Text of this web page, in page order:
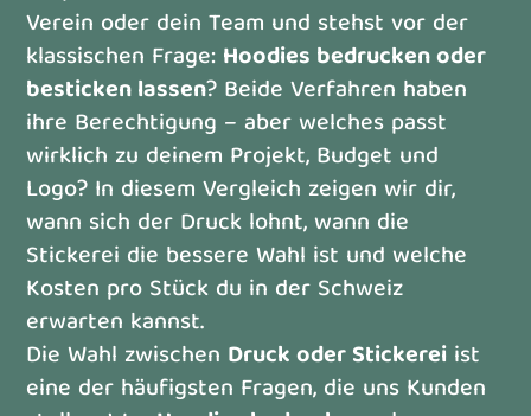
Verein oder dein Team und stehst vor der
klassischen Frage: Hoodies bedrucken oder
besticken lassen? Beide Verfahren haben
ihre Berechtigung – aber welches passt
wirklich zu deinem Projekt, Budget und
Logo? In diesem Vergleich zeigen wir dir,
wann sich der Druck lohnt, wann die
Stickerei die bessere Wahl ist und welche
Kosten pro Stück du in der Schweiz
erwarten kannst.
Die Wahl zwischen Druck oder Stickerei ist
eine der häufigsten Fragen, die uns Kunden